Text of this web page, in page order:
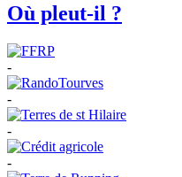
Où pleut-il ?
-
-
-
-